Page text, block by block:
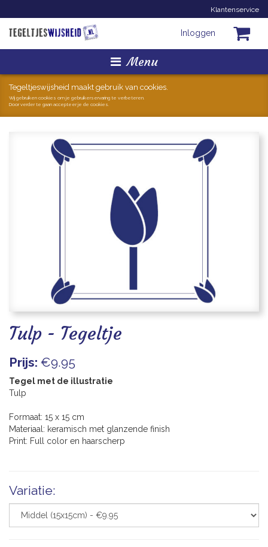
Klantenservice
Inloggen
Menu
Homepage
Tegeltjes
Mokken
Hollandse Kunst
Geschenkjes
Zoeken
Tegeltjeswijsheid maakt gebruik van cookies.
Wij gebruiken cookies om je gebruikerservaring te verbeteren.
Door verder te gaan accepteer je de cookies.
Tulp - Tegeltje
Prijs: €9.95
Tegel met de illustratie
Tulp
Formaat: 15 x 15 cm
Materiaal: keramisch met glanzende finish
Print: Full color en haarscherp
Variatie: